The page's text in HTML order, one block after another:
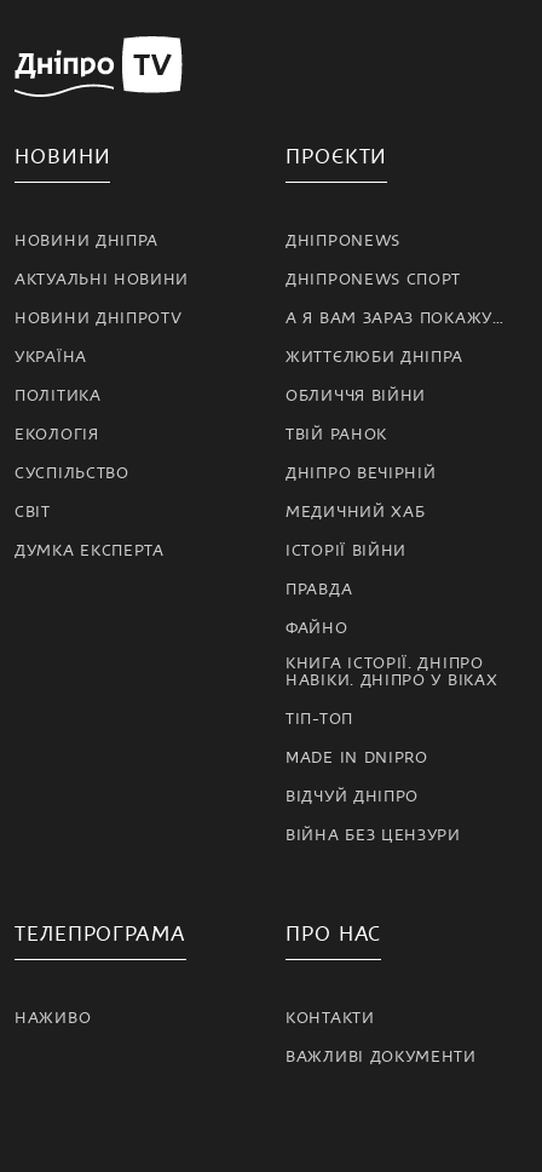
НОВИНИ
НОВИНИ ДНІПРА
АКТУАЛЬНІ НОВИНИ
НОВИНИ ДНІПРОTV
УКРАЇНА
ПОЛІТИКА
ЕКОЛОГІЯ
СУСПІЛЬСТВО
СВІТ
ДУМКА ЕКСПЕРТА
ПРОЄКТИ
ДНІПРОNEWS
ДНІПРОNEWS СПОРТ
А Я ВАМ ЗАРАЗ ПОКАЖУ…
ЖИТТЄЛЮБИ ДНІПРА
ОБЛИЧЧЯ ВІЙНИ
ТВІЙ РАНОК
ДНІПРО ВЕЧІРНІЙ
МЕДИЧНИЙ ХАБ
ІСТОРІЇ ВІЙНИ
ПРАВДА
ФАЙНО
КНИГА ІСТОРІЇ. ДНІПРО
НАВІКИ. ДНІПРО У ВІКАХ
ТІП-ТОП
MADE IN DNIPRO
ВІДЧУЙ ДНІПРО
ВІЙНА БЕЗ ЦЕНЗУРИ
ТЕЛЕПРОГРАМА
НАЖИВО
ПРО НАС
КОНТАКТИ
ВАЖЛИВІ ДОКУМЕНТИ